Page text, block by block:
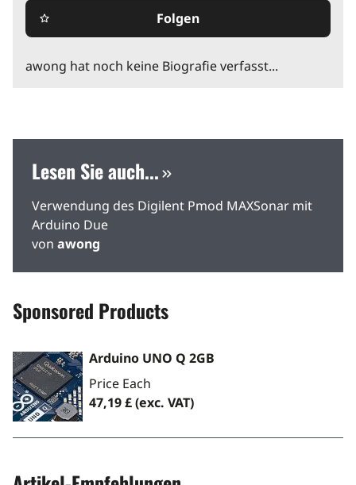
star_border Folgen
awong hat noch keine Biografie verfasst...
Lesen Sie auch...
Verwendung des Digilent Pmod MAXSonar mit
Arduino Due
von awong
Sponsored Products
Arduino UNO Q 2GB
Price Each
47,19 £(exc. VAT)